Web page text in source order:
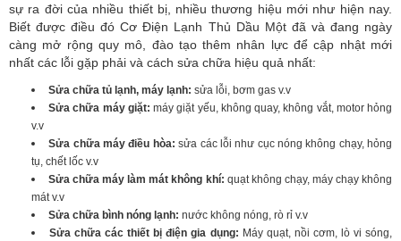
sự ra đời của nhiều thiết bị, nhiều thương hiệu mới như hiện nay.
Biết được điều đó Cơ Điện Lạnh Thủ Dầu Một đã và đang ngày
càng mở rộng quy mô, đào tạo thêm nhân lực để cập nhật mới
nhất các lỗi gặp phải và cách sửa chữa hiệu quả nhất:
Sửa chữa tủ lạnh, máy lạnh: sửa lỗi, bơm gas v.v
Sửa chữa máy giặt:máy giặt yếu, không quay, không vắt, motor hỏng
v.v
Sửa chữa máy điều hòa: sửa các lỗi như cục nóng không chạy, hỏng
tụ, chết lốc v.v
Sửa chữa máy làm mát không khí: quạt không chạy, máy chạy không
mát v.v
Sửa chữa bình nóng lạnh: nước không nóng, rò rỉ v.v
Sửa chữa các thiết bị điện gia dụng: Máy quạt, nồi cơm, lò vi sóng,